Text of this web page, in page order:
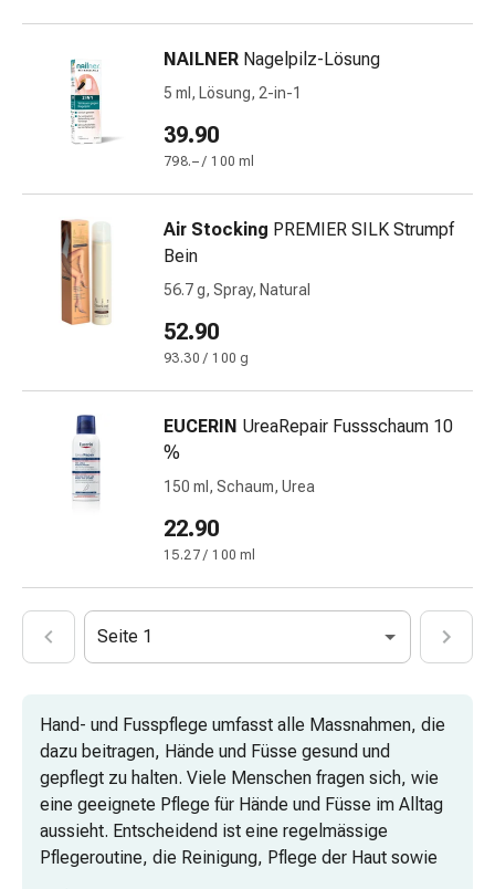
Wurmmittel
Rezeptpflichtige
Arzneimittel
Rezeptpflichtige
Arzneimittel
Vaginalbeschwerden
Menstruation
Wechseljahre
Vaginalgesundheit
Vitamine
Mineralstoffe
Kombipräparate
Zahn-
Mundgesundheit
Kariesprophylaxe
Trockener
Mund
(Xerostomie)
Munddesinfektionsmittel
und
Mundentzündungen
Haar-
Medikamente
Haarausfallpräparate
Kopfhautbeschwerden
NAILNER Nagelpilz-Lösung
5 ml, Lösung, 2-in-1
39.90
798.– / 100 ml
Air Stocking PREMIER SILK Strumpf
Bein
56.7 g, Spray, Natural
52.90
93.30 / 100 g
EUCERIN UreaRepair Fussschaum 10
%
150 ml, Schaum, Urea
22.90
15.27 / 100 ml
Seite 1
Hand- und Fusspflege umfasst alle Massnahmen, die
dazu beitragen, Hände und Füsse gesund und
gepflegt zu halten. Viele Menschen fragen sich, wie
eine geeignete Pflege für Hände und Füsse im Alltag
aussieht. Entscheidend ist eine regelmässige
Pflegeroutine, die Reinigung, Pflege der Haut sowie
die Nagelpflege kombiniert und an individuelle